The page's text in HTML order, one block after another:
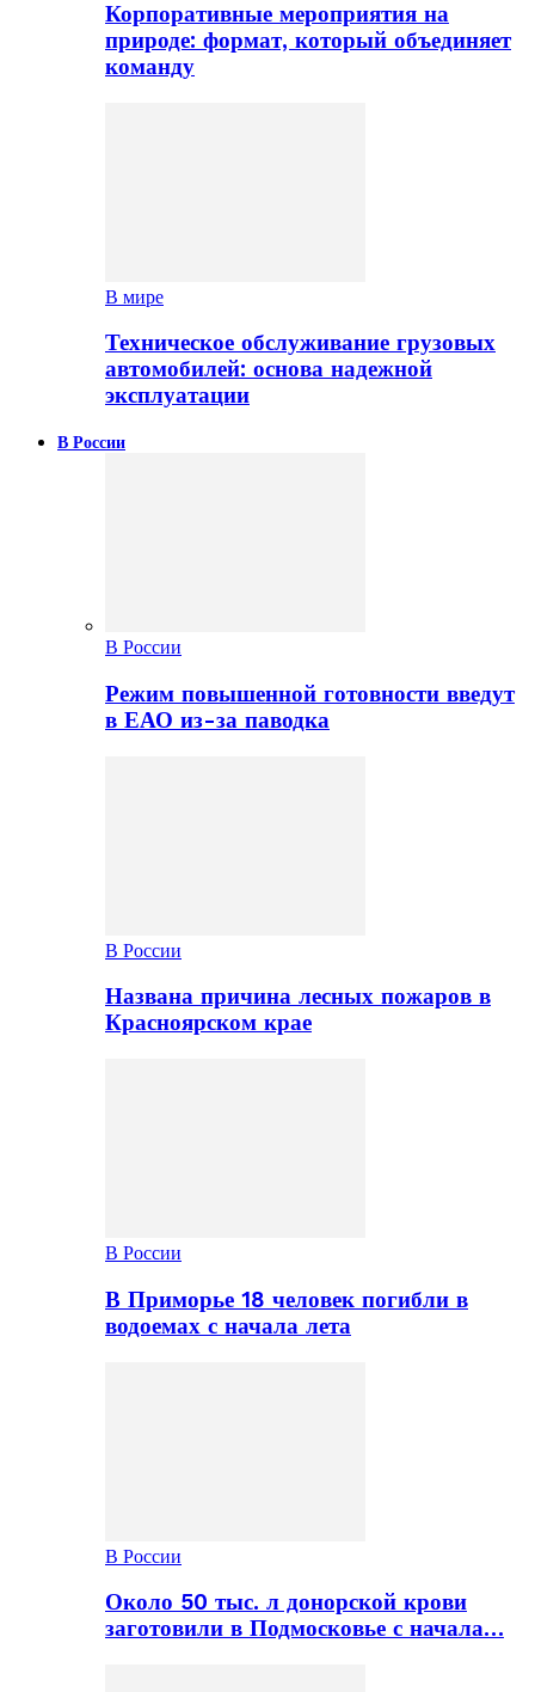
Корпоративные мероприятия на
природе: формат, который объединяет
команду
В мире
Техническое обслуживание грузовых
автомобилей: основа надежной
эксплуатации
В России
В России
Режим повышенной готовности введут
в ЕАО из-за паводка
В России
Названа причина лесных пожаров в
Красноярском крае
В России
В Приморье 18 человек погибли в
водоемах с начала лета
В России
Около 50 тыс. л донорской крови
заготовили в Подмосковье с начала…